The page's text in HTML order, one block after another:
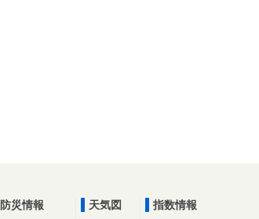
防災情報
天気図
指数情報